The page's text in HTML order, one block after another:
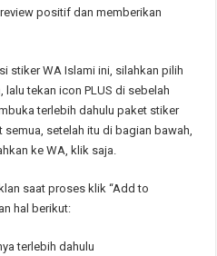
positif dan memberikan
stiker WA Islami ini, silahkan pilih
tekan icon PLUS di sebelah
terlebih dahulu paket stiker
setelah itu di bagian bawah,
ke WA, klik saja.
saat proses klik “Add to
hal berikut:
terlebih dahulu